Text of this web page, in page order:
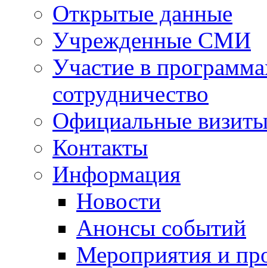
Открытые данные
Учрежденные СМИ
Участие в
сотрудничество
Официальные
Контакты
Информация
Новости
Анонсы событий
Мероприятия и